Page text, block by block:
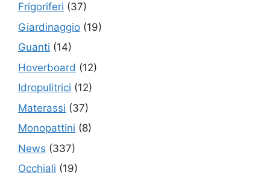
Frigoriferi (37)
Giardinaggio (19)
Guanti (14)
Hoverboard (12)
Idropulitrici (12)
Materassi (37)
Monopattini (8)
News (337)
Occhiali (19)